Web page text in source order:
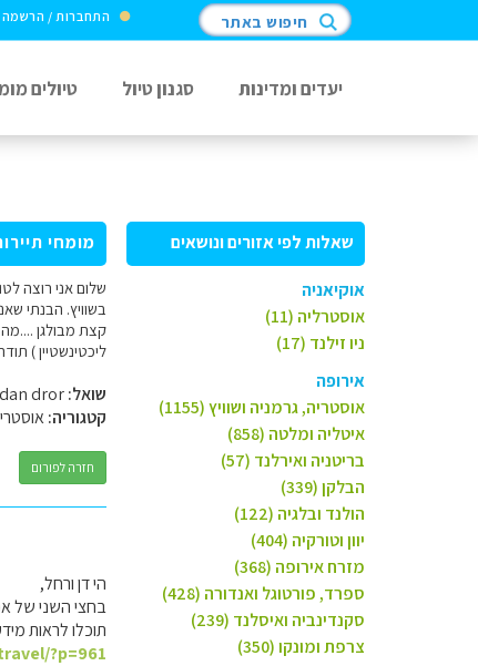
התחברות / חיפוש באתר
יעדים ומדינות סגנון טיול טיולים
שאלות לפי אזורים ונושאים
אוקיאניה
אוסטרליה (11)
ניו זילנד (17)
אירופה
אוסטריה, גרמניה ושוויץ (1155)
איטליה ומלטה (858)
בריטניה ואירלנד (57)
הבלקן (339)
הולנד ובלגיה (122)
יוון וטורקיה (404)
מזרח אירופה (368)
ספרד, פורטוגל ואנדורה (428)
סקנדינביה ואיסלנד (239)
צרפת ומונקו (350)
מומחי
שלום אני רוצה
בשוויץ. הבנתי
קצת מבולגן ....מה
ליכטינשטיין )
שואל:
קטגוריה:
חזרה לפורום
הי דן ורחל,
בחצי השני של
תוכלו לראות
?p=961